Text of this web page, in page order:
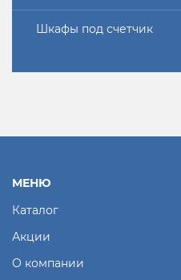
Шкафы под счетчик
МЕНЮ
Каталог
Акции
О компании